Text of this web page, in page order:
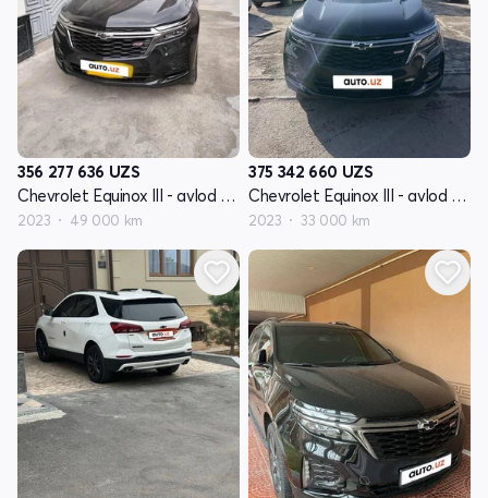
356 277 636 UZS
Chevrolet Equinox III - avlod restyling
2023 49 000 km
375 342 660 UZS
Chevrolet Equinox III - avlod restyling
2023 33 000 km